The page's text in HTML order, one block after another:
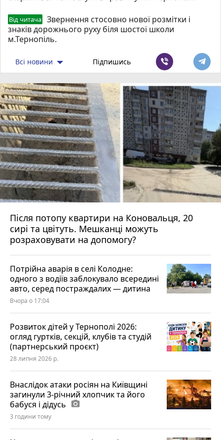
Від читача
Звернення стосовно нової розмітки і
знаків дорожнього руху біля шостої школи
м.Тернопіль.
Всі новини Підпишись
Після потопу квартири на Коновальця, 20
сирі та цвітуть. Мешканці можуть
розраховувати на допомогу?
Потрійна аварія в селі Колодне:
одного з водіїв заблокувало всередині
авто, серед постраждалих — дитина
Вчора о 17:04
Розвиток дітей у Тернополі 2026:
огляд гуртків, секцій, клубів та студій
(партнерський проєкт)
28 липня 2026 р.
Внаслідок атаки росіян на Київщині
загинули 3-річний хлопчик та його
бабуся і дідусь photo_camera
3 години тому